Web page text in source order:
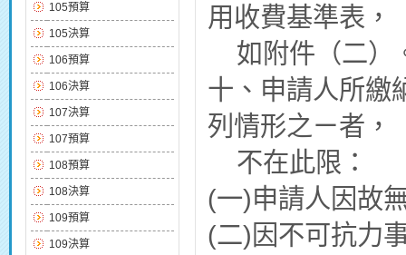
105預算
105決算
106預算
106決算
107決算
107預算
108預算
108決算
109預算
109決算
用收費基準表，
如附件（二）
十、申請人所繳
列情形之ㄧ者，
不在此限：
(一)申請人因故
(二)因不可抗力